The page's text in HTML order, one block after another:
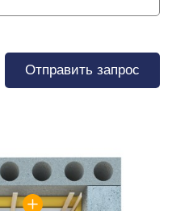
Отправить запрос